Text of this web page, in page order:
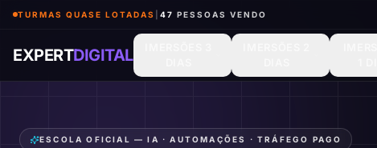
TURMAS QUASE LOTADAS 46 PESSOAS VENDO
EXPERTDIGITAL
ESCOLA OFICIAL — IA · AUTOMAÇÕES · TRÁFEGO PAGO